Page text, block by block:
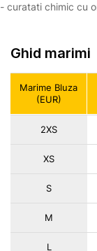
- curatati chimic cu
Ghid marimi
Marime Bluza
(EUR)
2XS
XS
S
M
L